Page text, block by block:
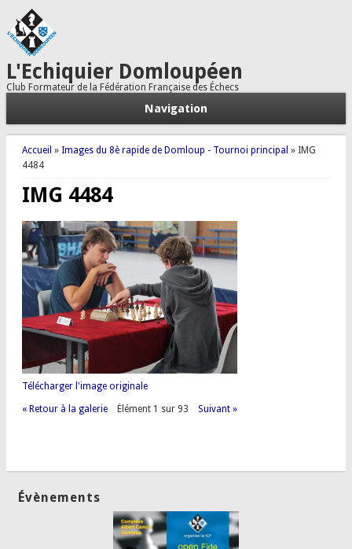
L'Echiquier Domloupéen
Club Formateur de la Fédération Française des Échecs
Navigation
Vous êtes ici
Accueil » Images du 8è rapide de Domloup - Tournoi principal » IMG
4484
IMG 4484
Télécharger l'image originale
« Retour à la galerie Élément 1 sur 93 Suivant »
Évènements